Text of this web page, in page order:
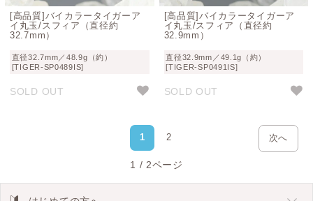
[高品質]バイカラータイガーア
イ丸玉/スフィア（直径約
32.7mm）
直径32.7mm／48.9g（約）
[TIGER-SP0489IS]
SOLD OUT
[高品質]バイカラータイガーア
イ丸玉/スフィア（直径約
32.9mm）
直径32.9mm／49.1g（約）
[TIGER-SP0491IS]
SOLD OUT
1 2 次へ
1 / 2ページ